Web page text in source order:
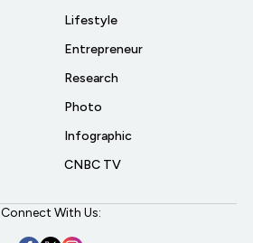
Lifestyle
Entrepreneur
Research
Photo
Infographic
CNBC TV
Connect With Us: